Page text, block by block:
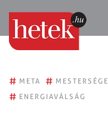
# META #
# ENERGIAVÁLSÁG